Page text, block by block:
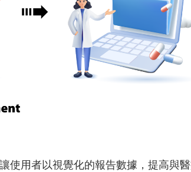
使用者以視覺化的報告數據，提高與